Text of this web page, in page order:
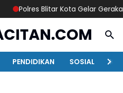
Polres Blitar Kota Gelar Gerakan
PENDIDIKAN SOSIAL